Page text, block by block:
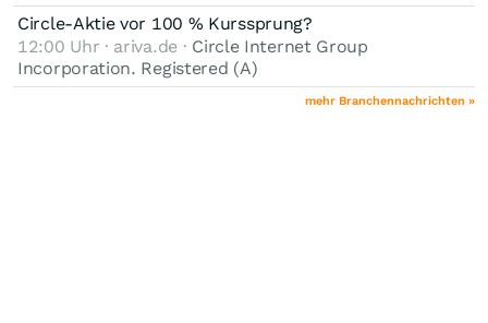
Circle-Aktie vor 100 % Kurssprung?
12:00 Uhr · ariva.de · Circle Internet Group
Incorporation. Registered (A)
mehr Branchennachrichten »